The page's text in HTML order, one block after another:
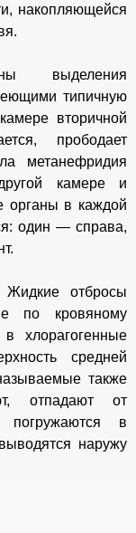
накопляющейся
выделения
типичную
вторичной
прободает
метанефридия
камере и
органы в каждой
один — справа,
Жидкие отбросы
по кровяному
хлорагогенные
средней
также
отпадают от
в
наружу